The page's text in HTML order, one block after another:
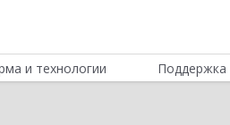
и технологии Поддержка